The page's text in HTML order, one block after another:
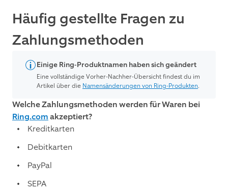
Häufig gestellte Fragen zu
Zahlungsmethoden
Einige Ring-Produktnamen haben sich geändert
Eine vollständige Vorher-Nachher-Übersicht findest du im
Artikel über die Namensänderungen von Ring-Produkten.
Welche Zahlungsmethoden werden für Waren bei
Ring.comakzeptiert?
Kreditkarten
Debitkarten
PayPal
SEPA